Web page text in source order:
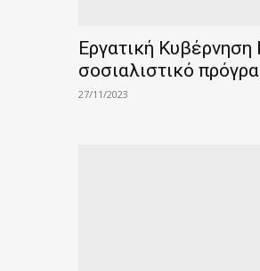
Εργατική
σοσιαλιστικό
27/11/2023